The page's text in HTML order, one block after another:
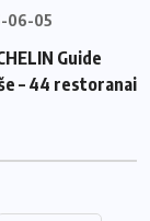
06-05
Guide
– 44 restoranai